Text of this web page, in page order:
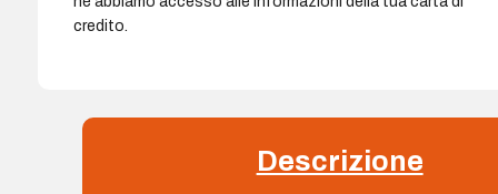
credito.
Descrizione